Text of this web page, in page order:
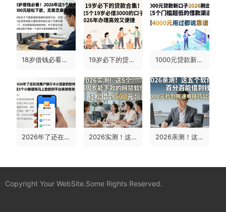
18岁借钱必看！2026年这5个软件1000元轻松下款，无需芝麻信用分 19岁必下的贷款合集！这5个19岁必借3000的口子，2026年办理高效又便捷 1000元贷款新口子2026刚出！这5个门槛超低的借款渠道，借4000元用过都说靠谱
2026年了还在找黑户银行卡小额贷款的软件？这5个小额借钱马上放款的平台亲测有效！ 2026实测！这5个18周岁能下款的网贷软件，轻松借到500元 2026亲测！这五个软件百分百能借到钱，5000元秒到账速申技巧公开
Copyright Your WebSite.Some Rights Reserved.